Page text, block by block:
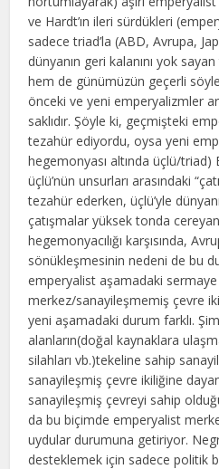
ve Hardt’ın ileri sürdükleri
sadece triad’la (ABD, Avrupa,
dünyanın geri kalanını yok
hem de günümüzün geçerli
önceki ve yeni emperyalizmler
saklıdır. Şöyle ki, geçmişteki
tezahür ediyordu, oysa yeni
hegemonyası altında üçlü/
üçlü’nün unsurları arasındaki
tezahür ederken, üçlü’yle
çatışmalar yüksek tonda
hegemonyacılığı karşısında,
sönükleşmesinin nedeni de bu
emperyalist aşamadaki
merkez/sanayileşmemiş çevre
yeni aşamadaki durum farklı.
alanların(doğal kaynaklara
silahları vb.)tekeline sahip
sanayileşmiş çevre ikiliğine
sanayileşmiş çevreyi sahip
da bu biçimde emperyalist
uydular durumuna getiriyor.
desteklemek için sadece politik